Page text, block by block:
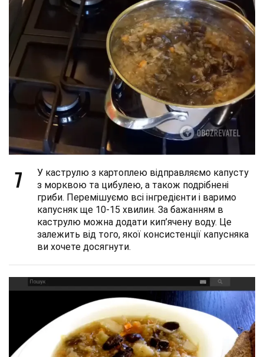
7
У каструлю з картоплею відправляємо капусту
з морквою та цибулею, а також подрібнені
гриби. Перемішуємо всі інгредієнти і варимо
капусняк ще 10-15 хвилин. За бажанням в
каструлю можна додати кип’ячену воду. Це
залежить від того, якої консистенції капусняка
ви хочете досягнути.